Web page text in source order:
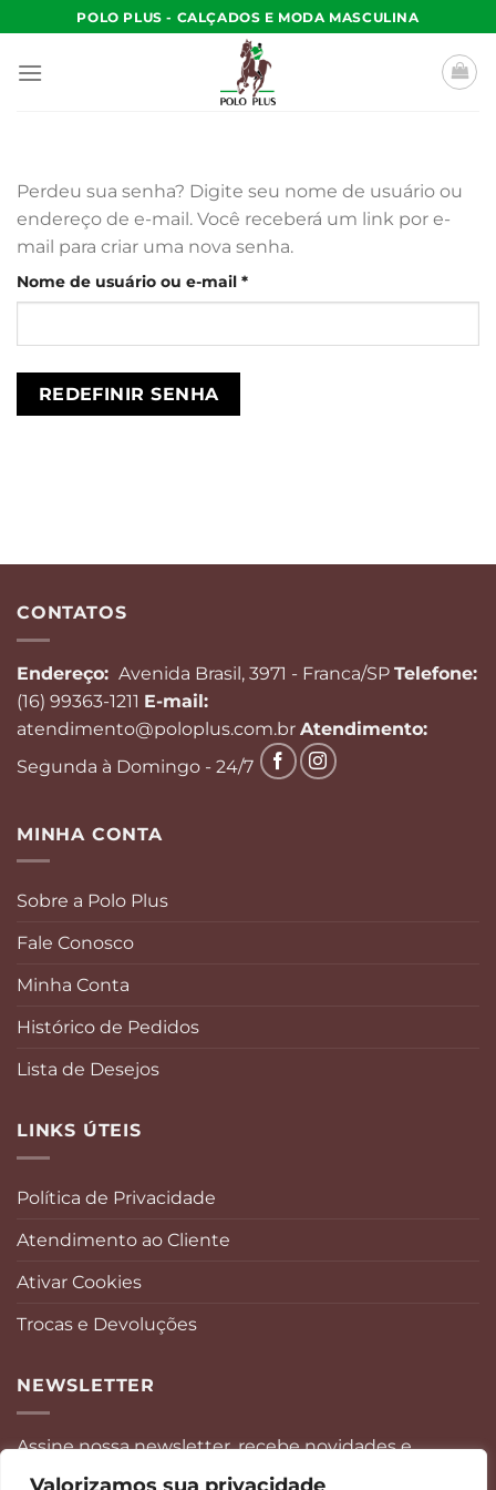
to
content
POLO PLUS - CALÇADOS E MODA MASCULINA
Perdeu sua senha? Digite seu nome de usuário ou
endereço de e-mail. Você receberá um link por e-
mail para criar uma nova senha.
Nome de usuário ou e-mail *Obrigatório
REDEFINIR SENHA
CONTATOS
Endereço: Avenida Brasil, 3971 - Franca/SP Telefone:
(16) 99363-1211 E-mail:
atendimento@poloplus.com.br Atendimento:
Segunda à Domingo - 24/7
MINHA CONTA
Sobre a Polo Plus
Fale Conosco
Minha Conta
Histórico de Pedidos
Lista de Desejos
LINKS ÚTEIS
Política de Privacidade
Atendimento ao Cliente
Ativar Cookies
Trocas e Devoluções
NEWSLETTER
Assine nossa newsletter, recebe novidades e
promoções no seu e-mail.